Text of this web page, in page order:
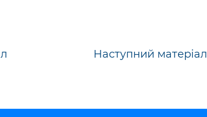
Наступний матеріал